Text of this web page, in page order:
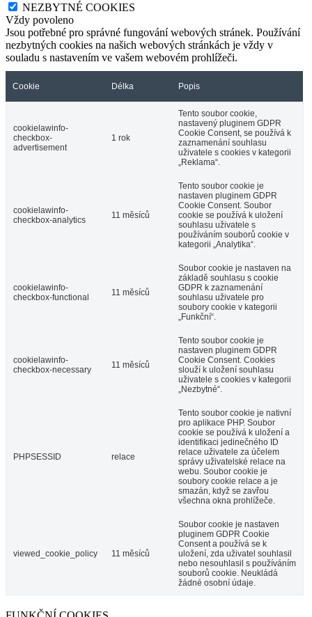
NEZBYTNÉ COOKIES
Vždy povoleno
Jsou potřebné pro správné fungování webových stránek. Používání
nezbytných cookies na našich webových stránkách je vždy v
souladu s nastavením ve vašem webovém prohlížeči.
Cookie Délka Popis
cookielawinfo-
checkbox-
advertisement
1 rok
Tento soubor cookie,
nastavený pluginem GDPR
Cookie Consent, se používá k
zaznamenání souhlasu
uživatele s cookies v kategorii
„Reklama“.
cookielawinfo-
checkbox-analytics
11 měsíců
Tento soubor cookie je
nastaven pluginem GDPR
Cookie Consent. Soubor
cookie se používá k uložení
souhlasu uživatele s
používáním souborů cookie v
kategorii „Analytika“.
cookielawinfo-
checkbox-functional
11 měsíců
Soubor cookie je nastaven na
základě souhlasu s cookie
GDPR k zaznamenání
souhlasu uživatele pro
soubory cookie v kategorii
„Funkční“.
cookielawinfo-
checkbox-necessary
11 měsíců
Tento soubor cookie je
nastaven pluginem GDPR
Cookie Consent. Cookies
slouží k uložení souhlasu
uživatele s cookies v kategorii
„Nezbytné“.
PHPSESSID relace
Tento soubor cookie je nativní
pro aplikace PHP. Soubor
cookie se používá k uložení a
identifikaci jedinečného ID
relace uživatele za účelem
správy uživatelské relace na
webu. Soubor cookie je
soubory cookie relace a je
smazán, když se zavřou
všechna okna prohlížeče.
viewed_cookie_policy 11 měsíců
Soubor cookie je nastaven
pluginem GDPR Cookie
Consent a používá se k
uložení, zda uživatel souhlasil
nebo nesouhlasil s používáním
souborů cookie. Neukládá
žádné osobní údaje.